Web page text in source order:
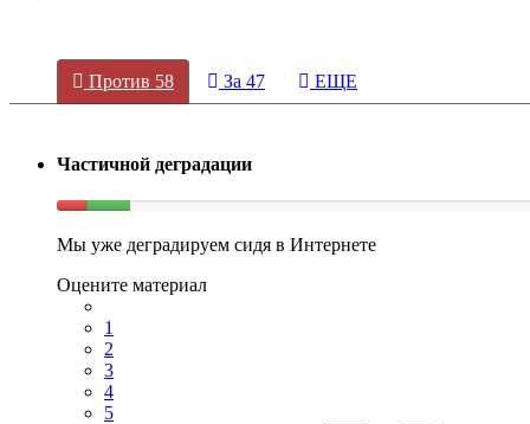
Против 58 За 47 ЕЩЕ
Частичной деградации
Мы уже деградируем сидя в Интернете
Оцените материал
1
2
3
4
5